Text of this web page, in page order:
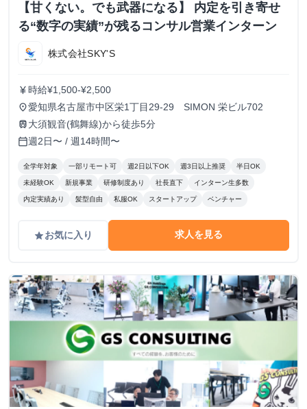
【甘くない。でも武器になる】 内定を引き寄せ
る“数字の実績”が残るコンサル営業インターン
株式会社SKY'S
currency_yen 時給¥1,500-¥2,500
place愛知県名古屋市中区栄1丁目29-29 SIMON 栄ビル702
train 大須観音(鶴舞線)から徒歩5分
calendar_today週2日〜 / 週14時間〜
全学年対象 一部リモート可 週2日以下OK 週3日以上推奨 半日OK
未経験OK 新規事業 研修制度あり 社長直下 インターン生多数
内定実績あり 髪型自由 私服OK スタートアップ ベンチャー
gradeお気に入り 求人を見る